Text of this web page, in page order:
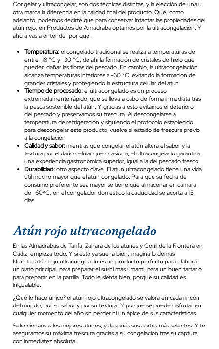
Congelar y ultracongelar, son dos técnicas distintas, y la elección de una u
otra marca la diferencia en la calidad final del producto. Que, como
adelanto, podemos decirte que para conservar intactas las propiedades del
atún rojo, en Productos de Almadraba optamos por la ultracongelación. Y
ahora vas a entender por qué.
Temperatura:el congelado tradicional se realiza a temperaturas de
entre -18 °C y -30 °C, de ahí la formación de cristales de hielo que
pueden dañar las fibras del pescado. En cambio, la ultracongelación
alcanza temperaturas inferiores a -60 °C, evitando la formación de
grandes cristales y protegiendo la estructura celular del atún.
Tiempo de procesado:el ultracongelado es un proceso
extremadamente rápido, que se lleva a cabo de forma inmediata tras
la pesca sostenible del atún. Y gracias a esto evitamos el deterioro
del pescado y preservamos su frescura. Al descongelarse a
temperatura de refrigeración y siguiendo el protocolo establecido
para descongelar este producto, vuelve al estado de frescura previo
a la congelación.
Calidad y sabor:mientras que congelar el atún altera el sabor y la
textura por el daño celular que ocasiona, el ultracongelado garantiza
una experiencia gastronómica superior, igual a la del pescado fresco.
Durabilidad:otro aspecto clave. El atún ultracongelado tiene una vida
útil mucho mayor que el atún congelado. Para que su fecha de
consumo preferente sea mayor se tiene que almacenar en cámara
de -60ºC, en el congelador domestico la caducidad se acorta a 15
días.
Atún rojo ultracongelado
En las Almadrabas de Tarifa, Zahara de los atunes y Conil de la Frontera en
Cádiz, empieza todo. Y si esto ya suena bien, imagina lo demás.
Nuestro atún rojo ultracongelado es un producto perfecto para elaborar
un plato principal, para preparar el sushi más umami, para un buen tartar o
para preparar en la parrilla. Todo le sienta bien, porque su calidad es
inigualable.
¿Qué lo hace único? el atún rojo ultracongelado se valora en cada rincón
del mundo, por su sabor y por su textura. Y porque se puede disfrutar en
cualquier momento del año sin perder ni un ápice de sus características.
Seleccionamos los mejores atunes, y después sus cortes más selectos. Y te
aseguramos su máxima frescura gracias a su congelación tras su captura,
con inmediatez absoluta.